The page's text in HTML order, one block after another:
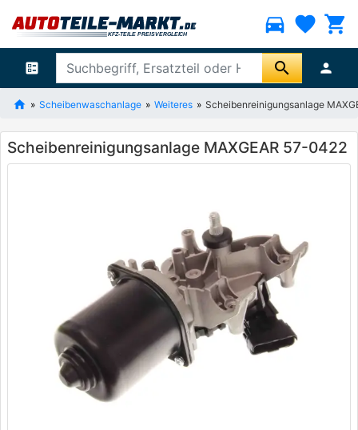
directions_car favorite shopping_cart
ballot search person
Scheibenwaschanlage Weiteres Scheibenreinigungsanlage
Scheibenreinigungsanlage MAXGEAR 57-0422